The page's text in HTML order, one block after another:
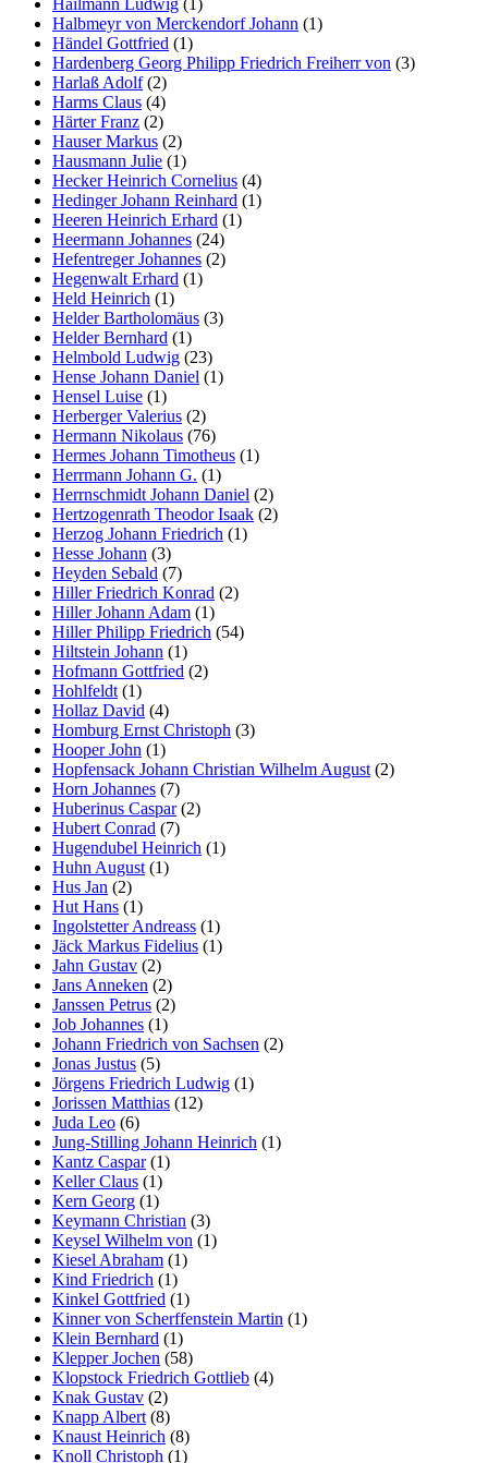
Hailmann Ludwig (1)
Halbmeyr von Merckendorf Johann (1)
Händel Gottfried (1)
Hardenberg Georg Philipp Friedrich Freiherr von (3)
Harlaß Adolf(2)
Harms Claus (4)
Härter Franz (2)
Hauser Markus (2)
Hausmann Julie (1)
Hecker Heinrich Cornelius (4)
Hedinger Johann Reinhard (1)
Heeren Heinrich Erhard (1)
Heermann Johannes (24)
Hefentreger Johannes (2)
Hegenwalt Erhard (1)
Held Heinrich (1)
Helder Bartholomäus (3)
Helder Bernhard (1)
Helmbold Ludwig (23)
Hense Johann Daniel (1)
Hensel Luise (1)
Herberger Valerius (2)
Hermann Nikolaus (76)
Hermes Johann Timotheus (1)
Herrmann Johann G. (1)
Herrnschmidt Johann Daniel (2)
Hertzogenrath Theodor Isaak (2)
Herzog Johann Friedrich (1)
Hesse Johann (3)
Heyden Sebald (7)
Hiller Friedrich Konrad (2)
Hiller Johann Adam (1)
Hiller Philipp Friedrich (54)
Hiltstein Johann (1)
Hofmann Gottfried (2)
Hohlfeldt(1)
Hollaz David (4)
Homburg Ernst Christoph (3)
Hooper John (1)
Hopfensack Johann Christian Wilhelm August(2)
Horn Johannes (7)
Huberinus Caspar(2)
Hubert Conrad (7)
Hugendubel Heinrich (1)
Huhn August(1)
Hus Jan (2)
Hut Hans (1)
Ingolstetter Andreass (1)
Jäck Markus Fidelius (1)
Jahn Gustav (2)
Jans Anneken (2)
Janssen Petrus (2)
Job Johannes (1)
Johann Friedrich von Sachsen (2)
Jonas Justus (5)
Jörgens Friedrich Ludwig (1)
Jorissen Matthias (12)
Juda Leo (6)
Jung-Stilling Johann Heinrich (1)
Kantz Caspar(1)
Keller Claus (1)
Kern Georg (1)
Keymann Christian (3)
Keysel Wilhelm von (1)
Kiesel Abraham (1)
Kind Friedrich (1)
Kinkel Gottfried (1)
Kinner von Scherffenstein Martin (1)
Klein Bernhard (1)
Klepper Jochen (58)
Klopstock Friedrich Gottlieb (4)
Knak Gustav (2)
Knapp Albert(8)
Knaust Heinrich (8)
Knoll Christoph (1)